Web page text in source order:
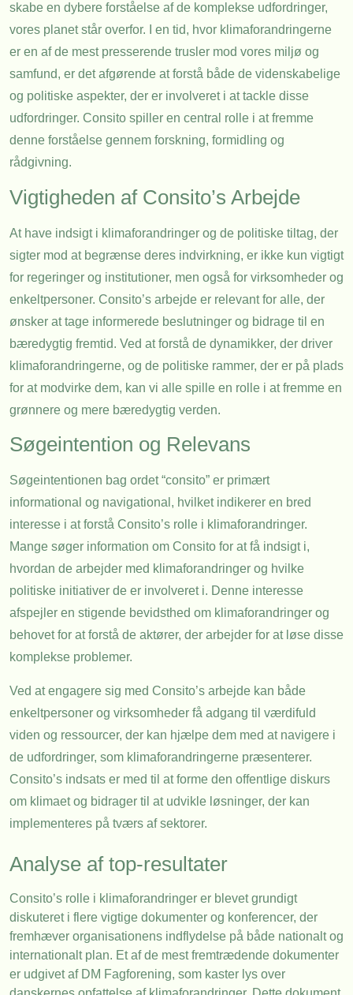
skabe en dybere forståelse af de komplekse udfordringer,
vores planet står overfor. I en tid, hvor klimaforandringerne
er en af de mest presserende trusler mod vores miljø og
samfund, er det afgørende at forstå både de videnskabelige
og politiske aspekter, der er involveret i at tackle disse
udfordringer. Consito spiller en central rolle i at fremme
denne forståelse gennem forskning, formidling og
rådgivning.
Vigtigheden af Consito’s Arbejde
At have indsigt i klimaforandringer og de politiske tiltag, der
sigter mod at begrænse deres indvirkning, er ikke kun vigtigt
for regeringer og institutioner, men også for virksomheder og
enkeltpersoner. Consito’s arbejde er relevant for alle, der
ønsker at tage informerede beslutninger og bidrage til en
bæredygtig fremtid. Ved at forstå de dynamikker, der driver
klimaforandringerne, og de politiske rammer, der er på plads
for at modvirke dem, kan vi alle spille en rolle i at fremme en
grønnere og mere bæredygtig verden.
Søgeintention og Relevans
Søgeintentionen bag ordet “consito” er primært
informational og navigational, hvilket indikerer en bred
interesse i at forstå Consito’s rolle i klimaforandringer.
Mange søger information om Consito for at få indsigt i,
hvordan de arbejder med klimaforandringer og hvilke
politiske initiativer de er involveret i. Denne interesse
afspejler en stigende bevidsthed om klimaforandringer og
behovet for at forstå de aktører, der arbejder for at løse disse
komplekse problemer.
Ved at engagere sig med Consito’s arbejde kan både
enkeltpersoner og virksomheder få adgang til værdifuld
viden og ressourcer, der kan hjælpe dem med at navigere i
de udfordringer, som klimaforandringerne præsenterer.
Consito’s indsats er med til at forme den offentlige diskurs
om klimaet og bidrager til at udvikle løsninger, der kan
implementeres på tværs af sektorer.
Analyse af top-resultater
Consito’s rolle i klimaforandringer er blevet grundigt
diskuteret i flere vigtige dokumenter og konferencer, der
fremhæver organisationens indflydelse på både nationalt og
internationalt plan. Et af de mest fremtrædende dokumenter
er udgivet af DM Fagforening, som kaster lys over